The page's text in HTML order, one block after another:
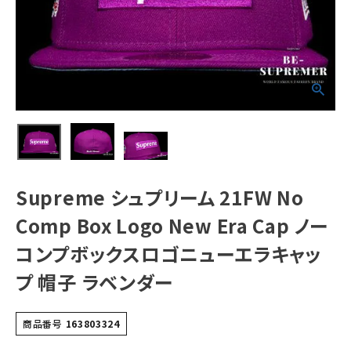
Supreme シュプ
リーム 21FW No
Comp Box
Logo New Era
Cap ノーコンプ
¥19,980 (税込)
CATEGORY
パーカー・トレーナー
ジャケット・アウター
キャップ・ハット
バックパック・リュック
Supreme シュプリーム 21FW No
Comp Box Logo New Era Cap ノー
コンプボックスロゴニューエラキャッ
プ 帽子 ラベンダー
商品番号 163803324